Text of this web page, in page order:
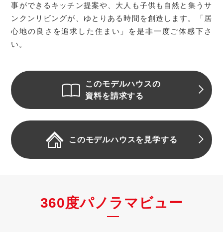
事ができるキッチン提案や、大人も子供も自然と集うサ
ンクンリビングが、ゆとりある時間を創造します。「居
心地の良さを追求した住まい」を是非一度ご体感下さ
い。
このモデルハウスの
資料を請求する
このモデルハウスを見学する
360度パノラマビュー